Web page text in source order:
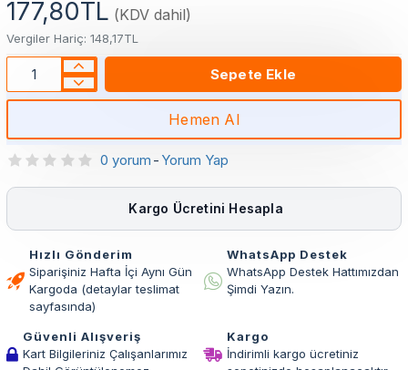
0 yorum - Yorum Yap
177,80TL (KDV dahil)
Vergiler Hariç: 148,17TL
Sepete Ekle
Hemen Al
Kargo Ücretini Hesapla
Hızlı Gönderim
Siparişiniz Hafta İçi Aynı Gün
Kargoda (detaylar teslimat
sayfasında)
WhatsApp Destek
WhatsApp Destek Hattımızdan
Şimdi Yazın.
Güvenli Alışveriş
Kart Bilgileriniz Çalışanlarımız
Kargo
İndirimli kargo ücretiniz